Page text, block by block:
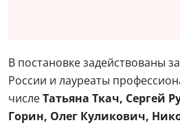
В постановке задействованы
России и лауреаты
числеТатьяна Ткач, Сергей
Горин, Олег Куликович,